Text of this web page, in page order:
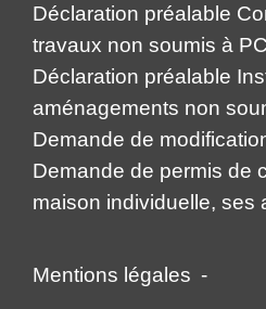
Déclaration préalable
travaux non soumis à PC
Déclaration préalable
aménagements non
Demande de
Demande de permis de
maison individuelle, ses
Mentions légales -